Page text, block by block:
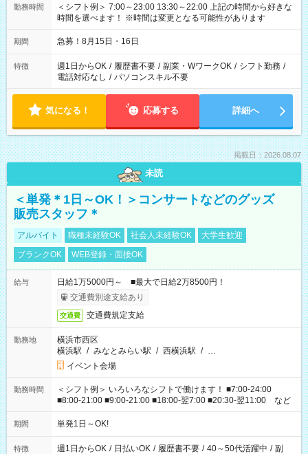
勤務時間
＜シフト例＞ 7:00～23:00 13:30～22:00 上記の時間から好きな
時間を選べます！ ※時間は変更となる可能性があります
期間 急募！8月15日・16日
特徴 週1日からOK / 履歴書不要 / 副業・WワークOK / シフト勤務 /
電話対応なし / パソコンスキル不要
気になる！ 応募する 詳細へ
掲載日：2026.08.07
未読
＜単発＊1日～OK！＞コンサートなどのグッズ
販売スタッフ＊
アルバイト 職種未経験OK 社会人未経験OK
大学生歓迎
ブランクOK
WEB登録・面接OK
給与
日給1万5000円～ ■最大で日給2万8500円！
交通費別途支給あり
交通費 交通費規定支給
勤務地
横浜市西区
横浜駅 / みなとみらい駅 / 西横浜駅 / …
イベント会場
勤務時間
＜シフト例＞ いろいろなシフトで働けます！ ■7:00-24:00
■8:00-21:00 ■9:00-21:00 ■18:00-翌7:00 ■20:30-翌11:00 など
期間 単発1日～OK!
特徴 週1日からOK / 日払いOK / 履歴書不要 / 40～50代活躍中 / 副